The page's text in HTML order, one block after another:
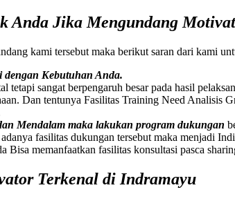
Anda Jika Mengundang
kami tersebut maka berikut saran dari kami
dengan Kebutuhan Anda.
tetapi sangat berpengaruh besar pada hasil
Dan tentunya Fasilitas Training Need
Mendalam maka lakukan program dukungan
fasilitas dukungan tersebut maka menjadi
Bisa memanfaatkan fasilitas konsultasi pasca
Terkenal di Indramayu